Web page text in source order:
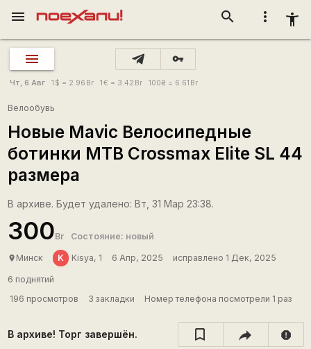
more_vert accessibility_new
search
menu
vpn_key
Чт, 6 Авг 1 $ = 2.96 Br 1€ = 3.42 Br 100₴ = 6.61 Br
Велообувь
Новые Mavic Велосипедные
ботинки MTB Crossmax Elite SL 44
размера
В архиве. Будет удалено: Вт, 31 Мар 23:38.
300Br Состояние: новый
place Минск K Kisya, 1 6 Апр, 2025 исправлено 1 Дек, 2025
6 поднятий
196 просмотров
3 закладки Номер телефона посмотрели 1 раз
В архиве! Торг завершён. report